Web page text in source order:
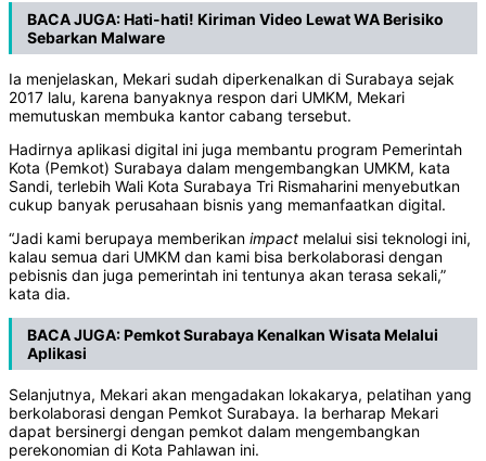
BACA JUGA:Hati-hati! Kiriman Video Lewat WA Berisiko
Sebarkan Malware
Ia menjelaskan, Mekari sudah diperkenalkan di Surabaya sejak
2017 lalu, karena banyaknya respon dari UMKM, Mekari
memutuskan membuka kantor cabang tersebut.
Hadirnya aplikasi digital ini juga membantu program Pemerintah
Kota (Pemkot) Surabaya dalam mengembangkan UMKM, kata
Sandi, terlebih Wali Kota Surabaya Tri Rismaharini menyebutkan
cukup banyak perusahaan bisnis yang memanfaatkan digital.
“Jadi kami berupaya memberikan impact melalui sisi teknologi ini,
kalau semua dari UMKM dan kami bisa berkolaborasi dengan
pebisnis dan juga pemerintah ini tentunya akan terasa sekali,”
kata dia.
BACA JUGA:Pemkot Surabaya Kenalkan Wisata Melalui
Aplikasi
Selanjutnya, Mekari akan mengadakan lokakarya, pelatihan yang
berkolaborasi dengan Pemkot Surabaya. Ia berharap Mekari
dapat bersinergi dengan pemkot dalam mengembangkan
perekonomian di Kota Pahlawan ini.